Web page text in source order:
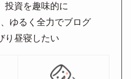
投資を趣味的に
ゆるく全力でブログ
り昼寝したい